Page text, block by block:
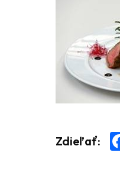
Zdieľať: